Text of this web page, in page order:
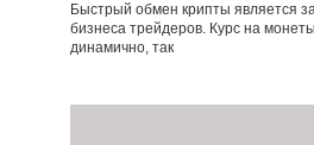
Быстрый обмен крипты является
бизнеса трейдеров. Курс на
динамично, так